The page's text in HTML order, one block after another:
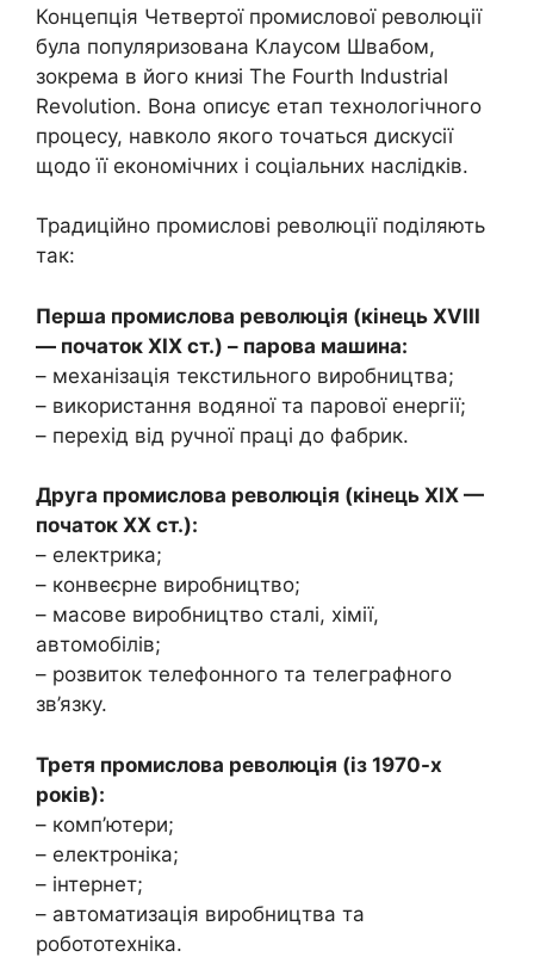
Концепція Четвертої промислової революції
була популяризована Клаусом Швабом,
зокрема в його книзі The Fourth Industrial
Revolution. Вона описує етап технологічного
процесу, навколо якого точаться дискусії
щодо її економічних і соціальних наслідків.
Традиційно промислові революції поділяють
так:
Перша промислова революція (кінець XVIII
— початок XIX ст.) – парова машина:
– механізація текстильного виробництва;
– використання водяної та парової енергії;
– перехід від ручної праці до фабрик.
Друга промислова революція (кінець XIX —
початок XX ст.):
– електрика;
– конвеєрне виробництво;
– масове виробництво сталі, хімії,
автомобілів;
– розвиток телефонного та телеграфного
зв’язку.
Третя промислова революція (із 1970-х
років):
– комп’ютери;
– електроніка;
– інтернет;
– автоматизація виробництва та
робототехніка.